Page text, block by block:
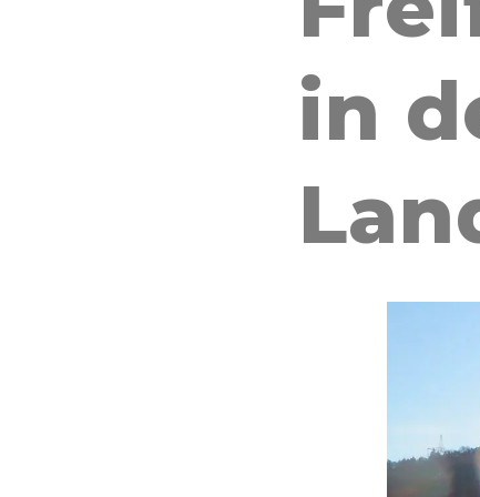
in